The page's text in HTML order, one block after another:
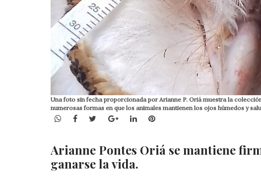
Una foto sin fecha proporcionada por Arianne P. Oriá muestra la
numerosas formas en que los animales mantienen los ojos húmedos y
WhatsApp
Facebook
TwitterGoogle+LinkedInPinterest
Arianne Pontes Oriá se mantiene
ganarse la vida.